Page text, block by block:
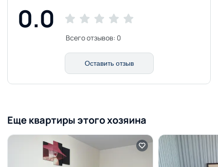
0.0
Всего отзывов: 0
Оставить отзыв
Еще квартиры этого хозяина